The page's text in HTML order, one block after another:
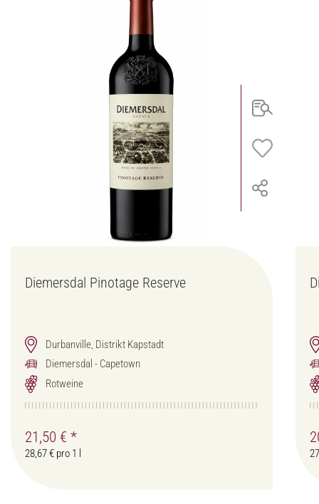
Diemersdal Pinotage Reserve
Durbanville, Distrikt Kapstadt
Diemersdal - Capetown
Rotweine
21,50 € *
28,67 € pro 1 l